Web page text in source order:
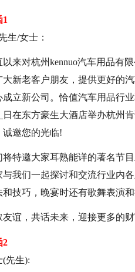
生/女士：
来对杭州kennuo汽车用品有
新老客户朋友， 提供更好的
成立新公司。恰值汽车用品行
日在东方豪生大酒店举办杭州
诚邀您的光临!
将特邀大家耳熟能详的著名节
与我们一起探讨和交流行业内
技巧，晚宴时还有歌舞表演
友谊，共话未来，迎接更多的
2
(先生):